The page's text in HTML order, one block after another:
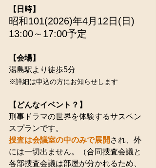
【日時】
昭和101(2026)年4月12日(日)
13:00～17:00予定
【会場】
湯島駅より徒歩5分
※詳細は申込の方にお知らせします
【どんなイベント？】
刑事ドラマの世界を体験するサスペン
スプランです。
捜査は会議室の中のみで展開 され、外
には一切出ません。（合同捜査会議と
各部捜査会議は部屋が分かれるため、